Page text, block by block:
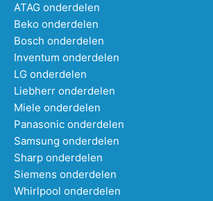
ATAG onderdelen
Beko onderdelen
Bosch onderdelen
Inventum onderdelen
LG onderdelen
Liebherr onderdelen
Miele onderdelen
Panasonic onderdelen
Samsung onderdelen
Sharp onderdelen
Siemens onderdelen
Whirlpool onderdelen